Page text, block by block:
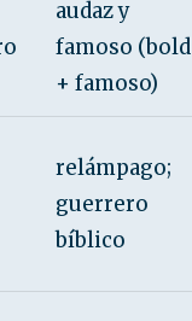
audaz y
famoso (bold
+ famoso)
relámpago;
guerrero
bíblico